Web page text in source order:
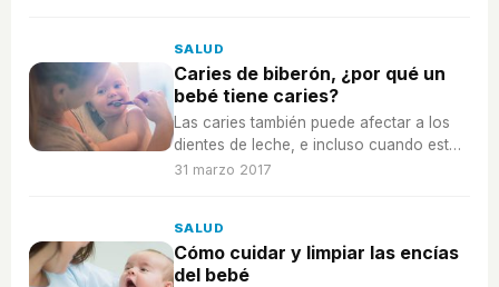
SALUD
Caries de biberón, ¿por qué un
bebé tiene caries?
Las caries también puede afectar a los
dientes de leche, e incluso cuando estos
acaban de salir, es la conocida como
31 marzo 2017
SALUD
Cómo cuidar y limpiar las encías
del bebé